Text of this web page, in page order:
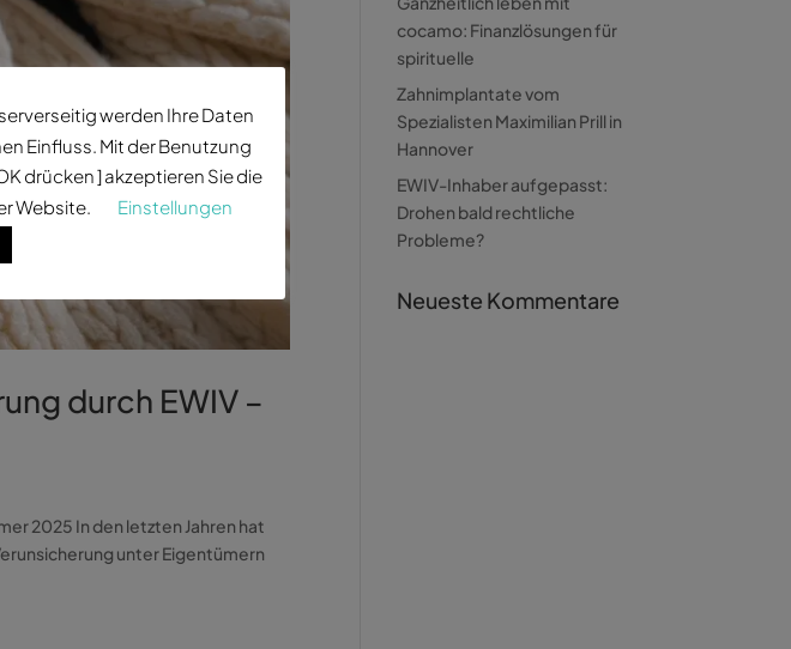
durch EWIV –
2025 In den letzten Jahren hat
unter Eigentümern
cocamo: Finanzlösungen für
spirituelle
Zahnimplantate vom
Spezialisten Maximilian Prill in
Hannover
EWIV-Inhaber aufgepasst:
Drohen bald rechtliche
Probleme?
Neueste Kommentare
werden Ihre Daten
Einfluss. Mit der Benutzung
drücken ] akzeptieren Sie die
Website.
Einstellungen